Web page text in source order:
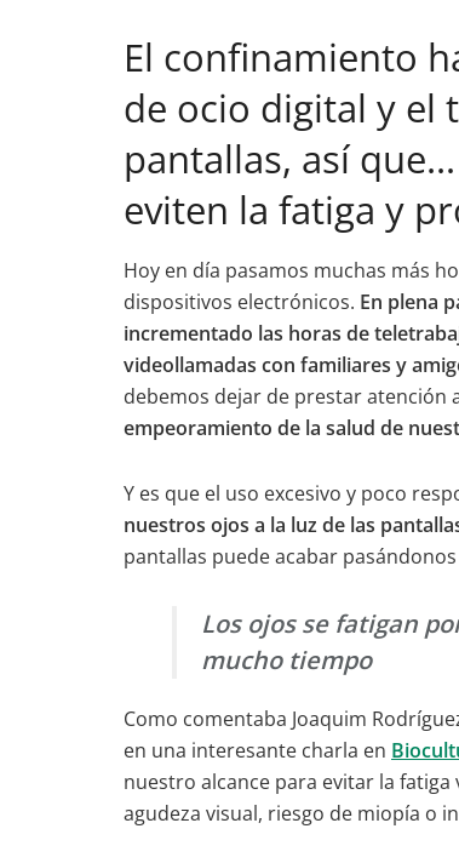
c
e
b
o
o
itt
er
at
s
A
p
p
e
gr
a
m
ai
l
k
e
dI
n
El confinamiento
de ocio digital y el
pantallas, así
eviten la fatiga y
Hoy en día pasamos muchas más
dispositivos electrónicos. En plena
incrementado las horas de
videollamadas con familiares y
debemos dejar de prestar atención
empeoramiento de la salud de
Y es que el uso excesivo y poco
nuestros ojos a la luz de las
pantallas puede acabar
Los ojos se fatigan
mucho tiempo
Como comentaba Joaquim
en una interesante charla en
nuestro alcance para evitar la
agudeza visual, riesgo de miopía o